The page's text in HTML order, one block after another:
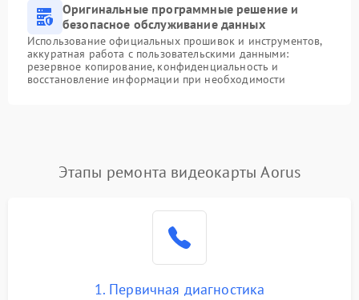
Оригинальные программные решение и
безопасное обслуживание данных
Использование официальных прошивок и инструментов,
аккуратная работа с пользовательскими данными:
резервное копирование, конфиденциальность и
восстановление информации при необходимости
Этапы ремонта видеокарты Aorus
1. Первичная диагностика